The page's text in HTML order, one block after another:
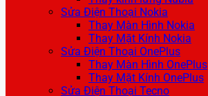
Sửa Điện Thoại Nokia
Thay Màn Hình Nokia
Thay Mặt Kính Nokia
Sửa Điện Thoại OnePlus
Thay Màn Hình OnePlus
Thay Mặt Kính OnePlus
Sửa Điện Thoại Tecno